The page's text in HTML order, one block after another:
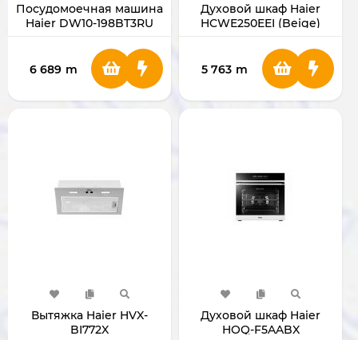
Посудомоечная машина
Haier DW10-198BT3RU
6 689 m
Духовой шкаф Haier
HCWE250EEI (Beige)
5 763 m
Вытяжка Haier HVX-
BI772X
Духовой шкаф Haier
HOQ-F5AABX